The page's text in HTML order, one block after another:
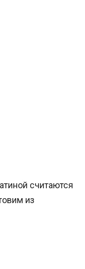
считаются
из